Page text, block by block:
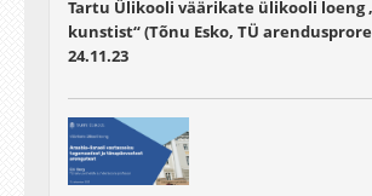
Tartu Ülikooli väärikate ülikooli loeng
kunstist“ (Tõnu Esko, TÜ
24.11.23